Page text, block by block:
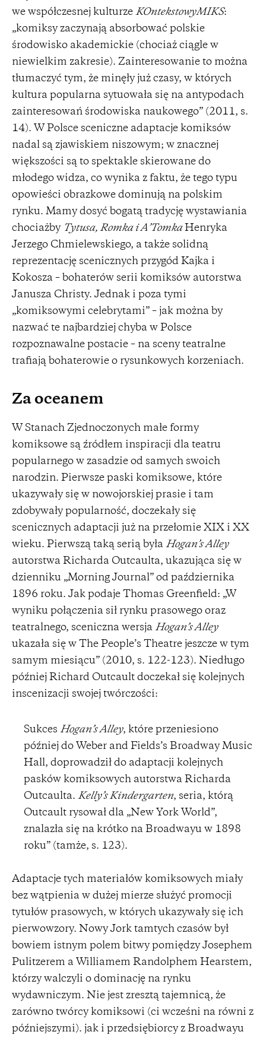
we współczesnej kulturze KOntekstowyMIKS:
„komiksy zaczynają absorbować polskie
środowisko akademickie (chociaż ciągle w
niewielkim zakresie). Zainteresowanie to można
tłumaczyć tym, że minęły już czasy, w których
kultura popularna sytuowała się na antypodach
zainteresowań środowiska naukowego” (2011, s.
14). W Polsce sceniczne adaptacje komiksów
nadal są zjawiskiem niszowym; w znacznej
większości są to spektakle skierowane do
młodego widza, co wynika z faktu, że tego typu
opowieści obrazkowe dominują na polskim
rynku. Mamy dosyć bogatą tradycję wystawiania
chociażby Tytusa, Romka i A’TomkaHenryka
Jerzego Chmielewskiego, a także solidną
reprezentację scenicznych przygód Kajka i
Kokosza – bohaterów serii komiksów autorstwa
Janusza Christy. Jednak i poza tymi
„komiksowymi celebrytami” – jak można by
nazwać te najbardziej chyba w Polsce
rozpoznawalne postacie – na sceny teatralne
trafiają bohaterowie o rysunkowych korzeniach.
Za oceanem
W Stanach Zjednoczonych małe formy
komiksowe są źródłem inspiracji dla teatru
popularnego w zasadzie od samych swoich
narodzin. Pierwsze paski komiksowe, które
ukazywały się w nowojorskiej prasie i tam
zdobywały popularność, doczekały się
scenicznych adaptacji już na przełomie XIX i XX
wieku. Pierwszą taką serią była Hogan’s Alley
autorstwa Richarda Outcaulta, ukazująca się w
dzienniku „Morning Journal” od października
1896 roku. Jak podaje Thomas Greenfield: „W
wyniku połączenia sił rynku prasowego oraz
teatralnego, sceniczna wersja Hogan’s Alley
ukazała się w The People’s Theatre jeszcze w tym
samym miesiącu” (2010, s. 122-123). Niedługo
później Richard Outcault doczekał się kolejnych
inscenizacji swojej twórczości:
Sukces Hogan’s Alley, które przeniesiono
później do Weber and Fields’s Broadway Music
Hall, doprowadził do adaptacji kolejnych
pasków komiksowych autorstwa Richarda
Outcaulta. Kelly’s Kindergarten, seria, którą
Outcault rysował dla „New York World”,
znalazła się na krótko na Broadwayu w 1898
roku” (tamże, s. 123).
Adaptacje tych materiałów komiksowych miały
bez wątpienia w dużej mierze służyć promocji
tytułów prasowych, w których ukazywały się ich
pierwowzory. Nowy Jork tamtych czasów był
bowiem istnym polem bitwy pomiędzy Josephem
Pulitzerem a Williamem Randolphem Hearstem,
którzy walczyli o dominację na rynku
wydawniczym. Nie jest zresztą tajemnicą, że
zarówno twórcy komiksowi (ci wcześni na równi z
późniejszymi). jak i przedsiębiorcy z Broadwayu